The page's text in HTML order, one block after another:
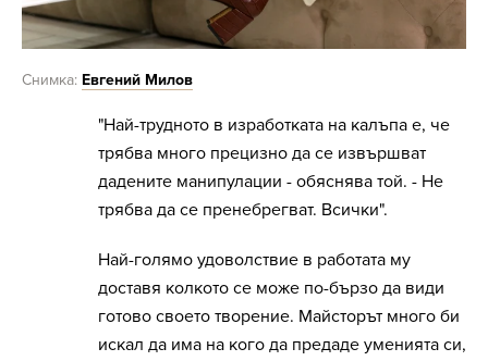
Снимка: Евгений Милов
"Най-трудното в изработката на калъпа е, че
трябва много прецизно да се извършват
дадените манипулации - обяснява той. - Не
трябва да се пренебрегват. Всички".
Най-голямо удоволствие в работата му
доставя колкото се може по-бързо да види
готово своето творение. Майсторът много би
искал да има на кого да предаде уменията си,